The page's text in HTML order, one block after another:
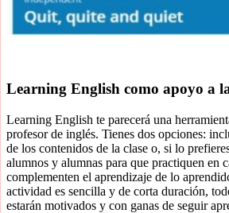
Learning English como apoyo a
Learning English te parecerá una
profesor de inglés. Tienes dos opciones:
de los contenidos de la clase o, si lo
alumnos y alumnas para que practiquen en
complementen el aprendizaje de lo
actividad es sencilla y de corta duración,
estarán motivados y con ganas de seguir